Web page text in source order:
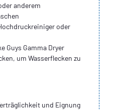
anderem
oder
Guys Gamma Dryer
um Wasserflecken zu
und Eignung